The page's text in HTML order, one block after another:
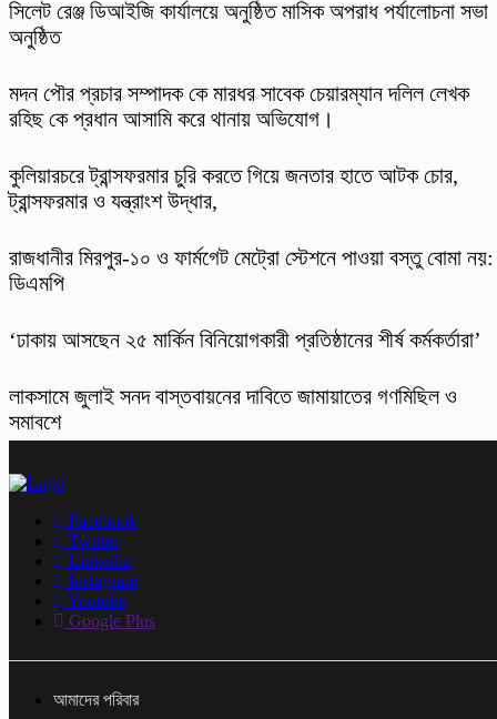
‎সিলেট রেঞ্জ ডিআইজি কার্যালয়ে অনুষ্ঠিত মাসিক অপরাধ পর্যালোচনা সভা
অনুষ্ঠিত
মদন পৌর প্রচার সম্পাদক কে মারধর সাবেক চেয়ারম্যান দলিল লেখক
রহিছ কে প্রধান আসামি করে থানায় অভিযোগ।
কুলিয়ারচরে ট্রান্সফরমার চুরি করতে গিয়ে জনতার হাতে আটক চোর,
ট্রান্সফরমার ও যন্ত্রাংশ উদ্ধার,
রাজধানীর মিরপুর-১০ ও ফার্মগেট মেট্রো স্টেশনে পাওয়া বস্তু বোমা নয়:
ডিএমপি
‘ঢাকায় আসছেন ২৫ মার্কিন বিনিয়োগকারী প্রতিষ্ঠানের শীর্ষ কর্মকর্তারা’
লাকসামে জুলাই সনদ বাস্তবায়নের দাবিতে জামায়াতের গণমিছিল ও
সমাবশে
Facebook
Twitter
Linkedin
Instagram
Youtube
Google Plus
আমাদের পরিবার